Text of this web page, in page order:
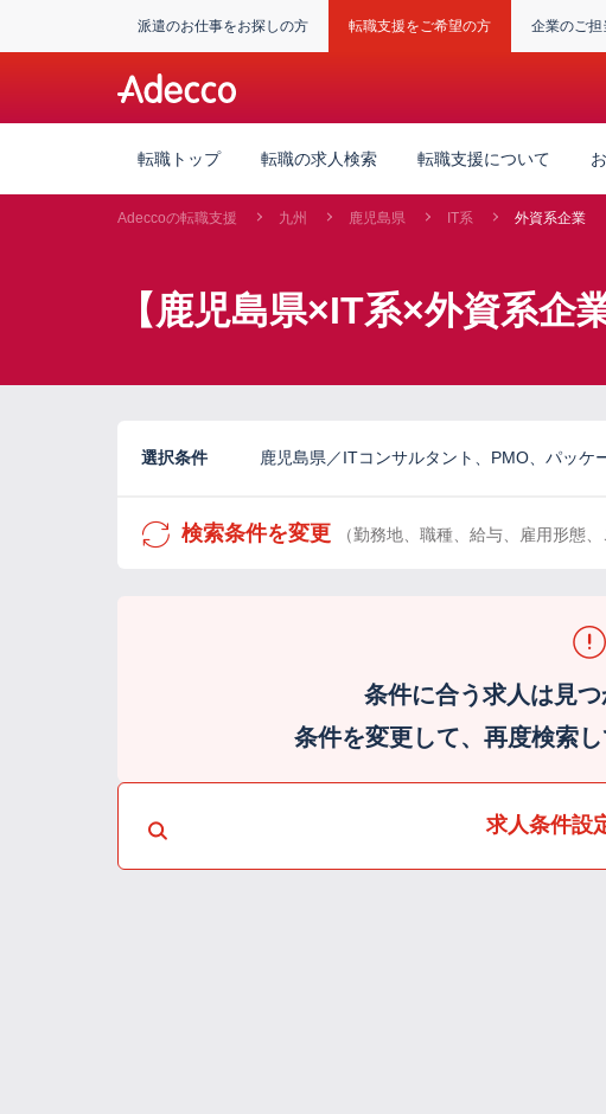
派遣のお仕事をお探しの方 転職支援をご希望の方 企業のご担
転職トップ 転職の求人検索 転職支援について
Adeccoの転職支援 九州 鹿児島県 IT系 外資系企業
【鹿児島県×IT系×外資系企
選択条件 鹿児島県／ITコンサルタント、PMO、パッ
検索条件を変更 （勤務地、職種、給与、雇用形態
条件に合う求人は見つ
条件を変更して、再度検索し
求人条件設